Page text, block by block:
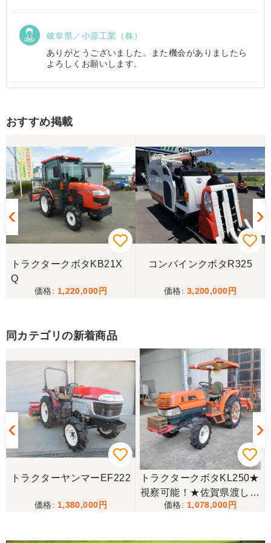
岐阜県／小原工業（株）
ありがとうございました。また機会がありましたら
よろしくお願いします。
西川さま。電話対応から自社納車まで丁寧で信頼で
きる方です。農機はまたこちらで購入したいです。
岐阜県／
完璧に整備されており、対応も親切で丁寧。配送ま
で自社で対応してくださり本当にありがとうござい
ました。次回もこちらで購入させて頂きます。
す
岐阜県／田畑
しっかり整備をしてくださり安心して購入させてい
ただきましたありがとうございます
岐阜県／長池松広
この度は、コンバイン購入に際しまして、納品日に
際しては、ご配慮頂き誠にありがとうございまし
た。本当に助かりました。
急なお願いにも対応ありがとうございました。 あり
がとうございました。 親切に対応していただきまし
おすすめ掲載
トラクタークボタKB21X
Q
1,220,000
コンバインクボタR325
3,200,000
同カテゴリの新着商品
トラクターヤンマーEF222
1,380,000
トラクタークボタKL250★
視察可能！★佐賀県渡し
クボタ トラクター KL250
1,078,000